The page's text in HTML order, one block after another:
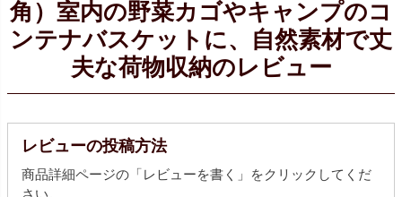
角）室内の野菜カゴやキャンプのコ
ンテナバスケットに、自然素材で丈
夫な荷物収納のレビュー
レビューの投稿方法
商品詳細ページの「レビューを書く」をクリックしてくだ